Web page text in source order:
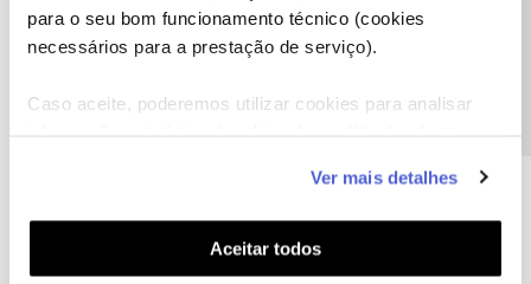
para o seu bom funcionamento técnico (cookies
necessários para a prestação de serviço).
Caso aceite, poderemos utilizar cookies para analisar
funcionalidades (cookies de personalização e
funcionalidade) e adaptar anúncios aos seus interesses
(cookies de publicidade personalizada). Pode gerir a
utilização dos cookies clicando em "Configurar
Ver mais detalhes
Aceitar todos
Hall of Fame de julho